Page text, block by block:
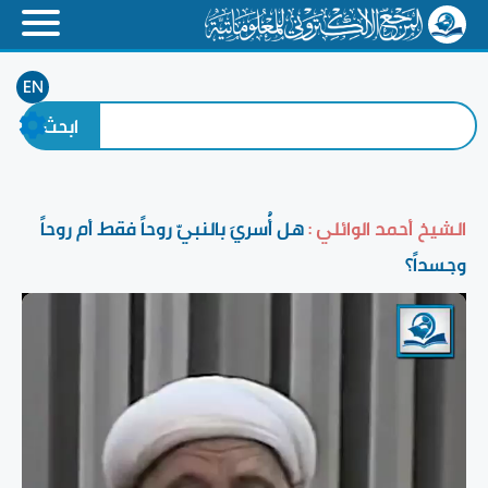
EN
الشيخ أحمد الوائلي :هل أُسريَ بالنبيّ روحاً فقط أم روحاً
وجسداً؟